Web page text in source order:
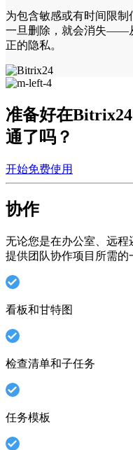
为包含敏感或有时间限制
一旦删除，就会消失——
正的隐私。
准备好在
通了吗？
开始免费使用
协作
无论您是在办公室、远
提供团队协作项目所需的
看板和甘特图
检查清单和子任务
任务模板